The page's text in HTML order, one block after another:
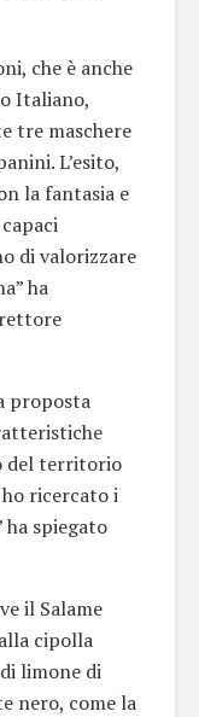
che è anche
Italiano,
tre maschere
L’esito,
la fantasia e
di valorizzare
ha
proposta
del territorio
ricercato i
ha spiegato
il Salame
cipolla
limone di
nero, come la